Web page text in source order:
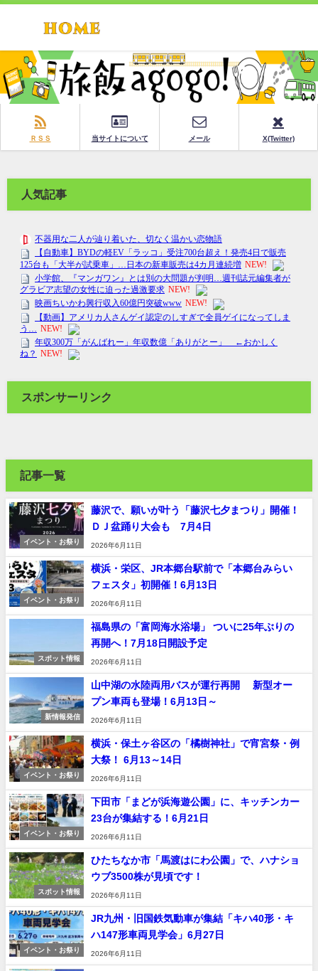
ＲＳＳ 当サイトについて メール X(Twitter)
人気記事
スポンサーリンク
記事一覧
イベント・お祭り
藤沢で、願いが叶う「藤沢七夕まつり」開催！
ＤＪ盆踊り大会も 7月4日
2026年6月11日
イベント・お祭り
横浜・栄区、JR本郷台駅前で「本郷台みらい
フェスタ」初開催！6月13日
2026年6月11日
スポット情報
福島県の「富岡海水浴場」 ついに25年ぶりの
再開へ！7月18日開設予定
2026年6月11日
新情報発信
山中湖の水陸両用バスが運行再開 新型オー
プン車両も登場！6月13日～
2026年6月11日
イベント・お祭り
横浜・保土ヶ谷区の「橘樹神社」で宵宮祭・例
大祭！ 6月13～14日
2026年6月11日
イベント・お祭り
下田市「まどが浜海遊公園」に、キッチンカー
23台が集結する！6月21日
2026年6月11日
スポット情報
ひたちなか市「馬渡はにわ公園」で、ハナショ
ウブ3500株が見頃です！
2026年6月11日
イベント・お祭り
JR九州・旧国鉄気動車が集結「キハ40形・キ
ハ147形車両見学会」6月27日
2026年6月11日